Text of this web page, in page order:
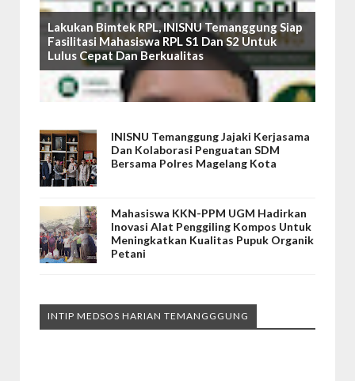
Lakukan Bimtek RPL, INISNU Temanggung Siap
Fasilitasi Mahasiswa RPL S1 Dan S2 Untuk
Lulus Cepat Dan Berkualitas
INISNU Temanggung Jajaki Kerjasama
Dan Kolaborasi Penguatan SDM
Bersama Polres Magelang Kota
Mahasiswa KKN-PPM UGM Hadirkan
Inovasi Alat Penggiling Kompos Untuk
Meningkatkan Kualitas Pupuk Organik
Petani
INTIP MEDSOS HARIAN TEMANGGGUNG